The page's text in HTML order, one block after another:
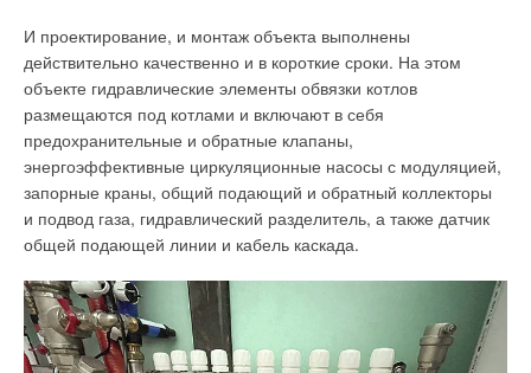
И проектирование, и монтаж объекта выполнены
действительно качественно и в короткие сроки. На этом
объекте гидравлические элементы обвязки котлов
размещаются под котлами и включают в себя
предохранительные и обратные клапаны,
энергоэффективные циркуляционные насосы с модуляцией,
запорные краны, общий подающий и обратный коллекторы
и подвод газа, гидравлический разделитель, а также датчик
общей подающей линии и кабель каскада.
Фото 4. Подготовка траншей для укладки
горизонтального геотермального контура
Петли горизонтального контура были сведены в коллектор
диаметром DN63, далее в котельную проходит общая трасса
Итоги
котельные, из них две мощностью 5,1 и 4,8 МВт (всего шесть
котлов) для бизнес-центра и одна мощностью 2,2 МВт (всего
четыре котла) для гостиничного комплекса. Строительство